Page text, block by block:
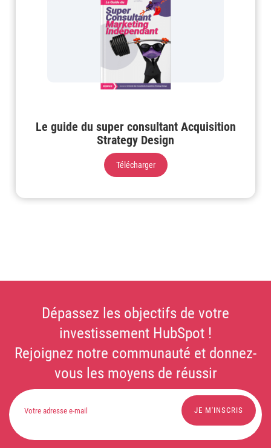
Le guide du super consultant Acquisition
Strategy Design
Télécharger
Dépassez les objectifs de votre
investissement HubSpot !
Rejoignez notre communauté et donnez-
vous les moyens de réussir